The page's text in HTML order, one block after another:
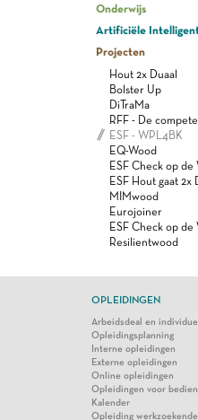
Onderwijs
Artificiële
Projecten
Hout 2x Duaal
Bolster Up
DiTraMa
RFF - De
ESF - WPL4BK
EQ-Wood
ESF Check op
ESF Hout gaat 2x
MIMwood
Eurojoiner
ESF Check op
Resilientwood
OPLEIDINGEN
Arbeidsdeal en
Opleidingsplanning
Interne opleidingen
Externe opleidingen
Online opleidingen
Opleidingen voor
Kalender
Opleiding